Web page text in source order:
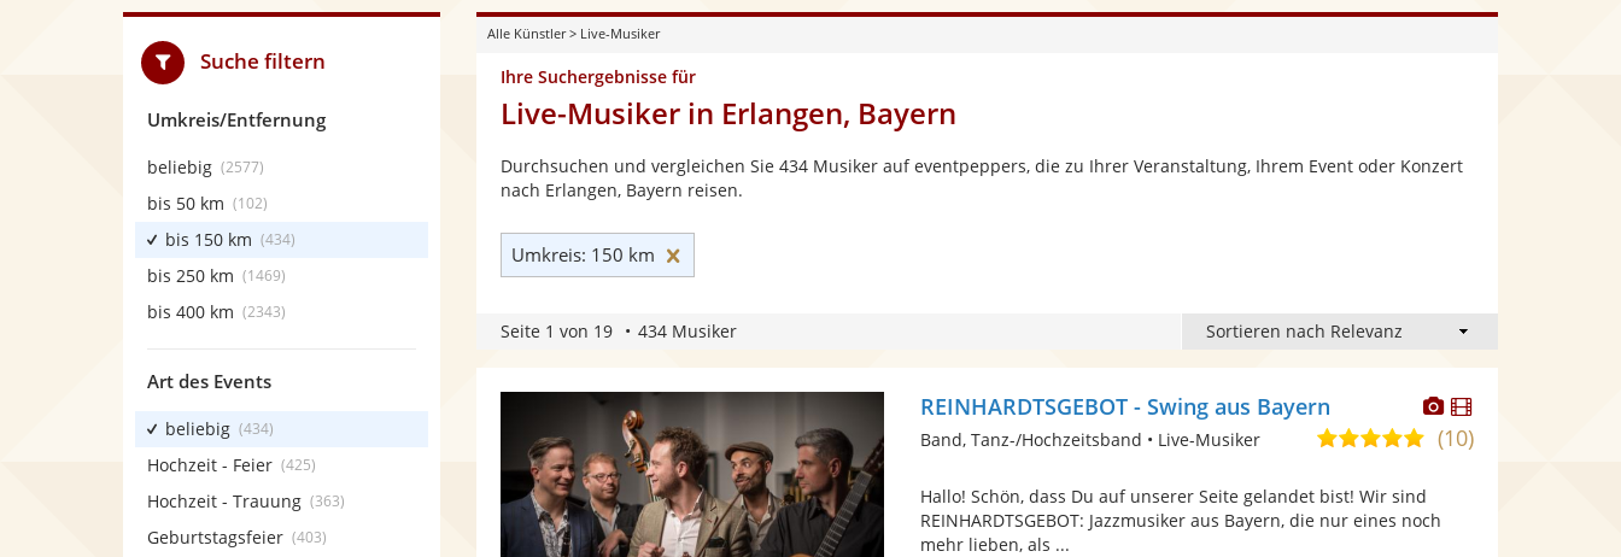
Events
festlegenAlle Künstler> Live-Musiker
Ihre Suchergebnisse für
Live-Musiker in Erlangen, Bayern
Durchsuchen und vergleichen Sie 434 Musiker auf eventpeppers, die zu Ihrer Veranstaltung, Ihrem Event oder Konzert
nach Erlangen, Bayern reisen.
Umkreis: 150 km
Seite 1 von 19 434 Musiker
Dieser
Künstler
stellt
Dieser
Künstler
REINHARDTSGEBOT - Swing aus Bayern
5,0
5
Sternen
(10)
Band, Tanz-/Hochzeitsband • Live-Musiker
Hallo! Schön, dass Du auf unserer Seite gelandet bist! Wir sind
REINHARDTSGEBOT: Jazzmusiker aus Bayern, die nur eines noch
mehr lieben, als ...
Suche filtern
Umkreis/Entfernung
beliebig (2577)
bis 50 km (102)
bis 150 km (434)
bis 250 km (1469)
bis 400 km (2343)
Art des Events
beliebig (434)
Hochzeit - Feier (425)
Hochzeit - Trauung (363)
Geburtstagsfeier (403)